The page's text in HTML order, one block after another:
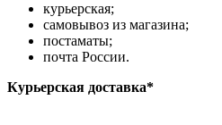
курьерская;
самовывоз из магазина;
постаматы;
почта России.
Курьерская доставка*